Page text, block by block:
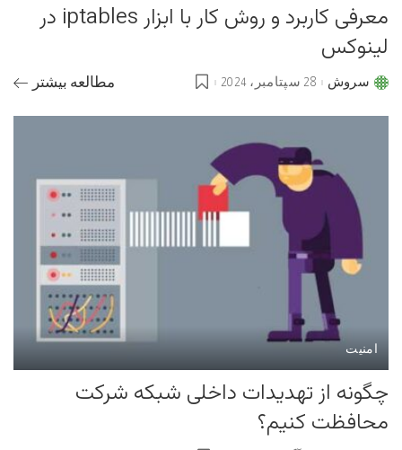
معرفی کاربرد و روش کار با ابزار iptables در
لینوکس
Postedسروش 28 سپتامبر، 2024 مطالعه بیشتر
امنیت
چگونه از تهدیدات داخلی شبکه شرکت
محافظت کنیم؟